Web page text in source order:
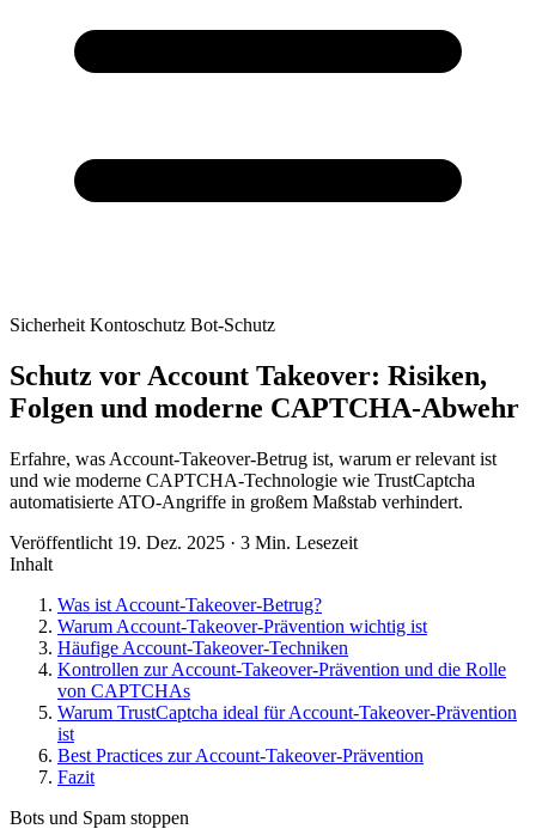
Sicherheit Kontoschutz Bot-Schutz
Schutz vor Account Takeover: Risiken,
Folgen und moderne CAPTCHA-Abwehr
Erfahre, was Account-Takeover-Betrug ist, warum er relevant ist
und wie moderne CAPTCHA-Technologie wie TrustCaptcha
automatisierte ATO-Angriffe in großem Maßstab verhindert.
Veröffentlicht 19. Dez. 2025 · 3 Min. Lesezeit
Inhalt
Was ist Account-Takeover-Betrug?
Warum Account-Takeover-Prävention wichtig ist
Häufige Account-Takeover-Techniken
Kontrollen zur Account-Takeover-Prävention und die Rolle
von CAPTCHAs
Warum TrustCaptcha ideal für Account-Takeover-Prävention
ist
Best Practices zur Account-Takeover-Prävention
Fazit
Bots und Spam stoppen